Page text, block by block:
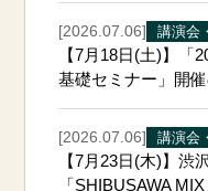
[2026.07.06] 講演会
【7月18日(土)】「
基礎セミナー」開
[2026.07.06] 講演会
【7月23日(木)】渋
「SHIBUSAWA